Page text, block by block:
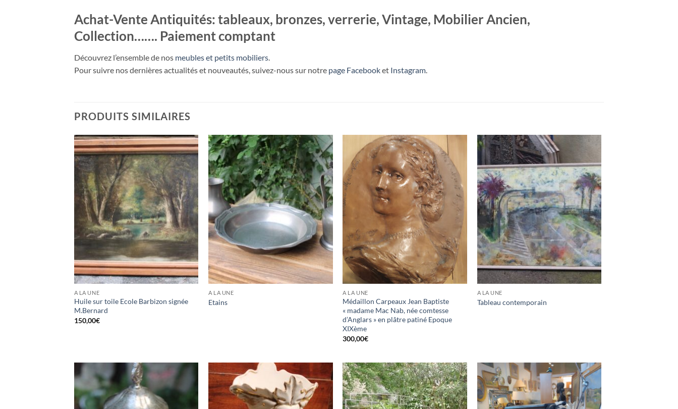
Achat-Vente Antiquités: tableaux, bronzes, verrerie, Vintage, Mobilier Ancien,
Collection……. Paiement comptant
Découvrez l’ensemble de nos meubles et petits mobiliers.
Pour suivre nos dernières actualités et nouveautés, suivez-nous sur notre page Facebooket Instagram.
PRODUITS SIMILAIRES
A LA UNE
Huile sur toile Ecole Barbizon signée
M.Bernard
150,00€
A LA UNE
Etains
A LA UNE
Médaillon Carpeaux Jean Baptiste
« madame Mac Nab, née comtesse
d’Anglars » en plâtre patiné Epoque
XIXème
300,00€
A LA UNE
Tableau contemporain